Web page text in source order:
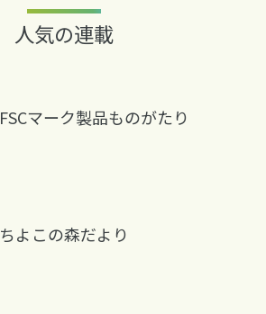
人気の連載
FSCマーク製品ものがたり
ちよこの森だより